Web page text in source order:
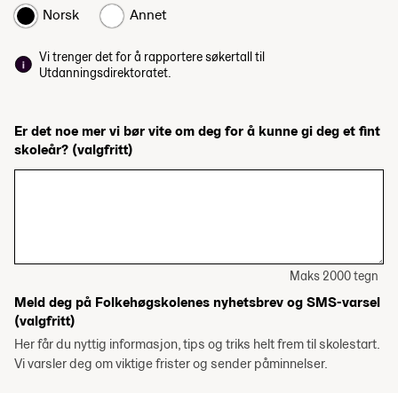
Norsk
Annet
Vi trenger det for å rapportere søkertall til
Utdanningsdirektoratet.
Er det noe mer vi bør vite om deg for å kunne gi deg et fint
skoleår? (valgfritt)
Maks 2000 tegn
Meld deg på Folkehøgskolenes nyhetsbrev og SMS-varsel
(valgfritt)
Her får du nyttig informasjon, tips og triks helt frem til skolestart.
Vi varsler deg om viktige frister og sender påminnelser.